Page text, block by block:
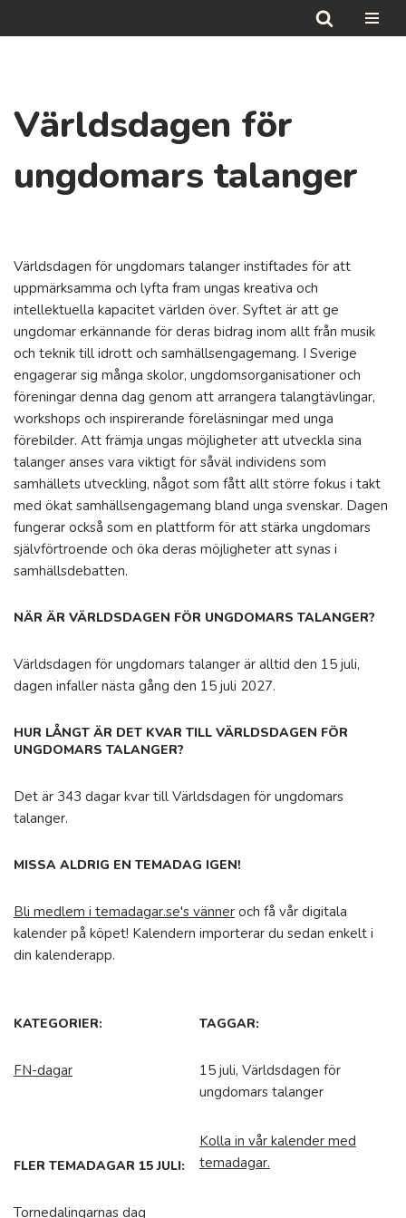
Världsdagen för
ungdomars talanger
Världsdagen för ungdomars talanger instiftades för att
uppmärksamma och lyfta fram ungas kreativa och
intellektuella kapacitet världen över. Syftet är att ge
ungdomar erkännande för deras bidrag inom allt från musik
och teknik till idrott och samhällsengagemang. I Sverige
engagerar sig många skolor, ungdomsorganisationer och
föreningar denna dag genom att arrangera talangtävlingar,
workshops och inspirerande föreläsningar med unga
förebilder. Att främja ungas möjligheter att utveckla sina
talanger anses vara viktigt för såväl individens som
samhällets utveckling, något som fått allt större fokus i takt
med ökat samhällsengagemang bland unga svenskar. Dagen
fungerar också som en plattform för att stärka ungdomars
självförtroende och öka deras möjligheter att synas i
samhällsdebatten.
NÄR ÄR VÄRLDSDAGEN FÖR UNGDOMARS TALANGER?
Världsdagen för ungdomars talanger är alltid den 15 juli,
dagen infaller nästa gång den 15 juli 2027.
HUR LÅNGT ÄR DET KVAR TILL VÄRLDSDAGEN FÖR
UNGDOMARS TALANGER?
Det är 343 dagar kvar till Världsdagen för ungdomars
talanger.
MISSA ALDRIG EN TEMADAG IGEN!
Bli medlem i temadagar.se's vänner och få vår digitala
kalender på köpet! Kalendern importerar du sedan enkelt i
din kalenderapp.
KATEGORIER:
FN-dagar
TAGGAR:
15 juli, Världsdagen för
ungdomars talanger
FLER TEMADAGAR 15 JULI:
Tornedalingarnas dag
Kolla in vår kalender med
temadagar.